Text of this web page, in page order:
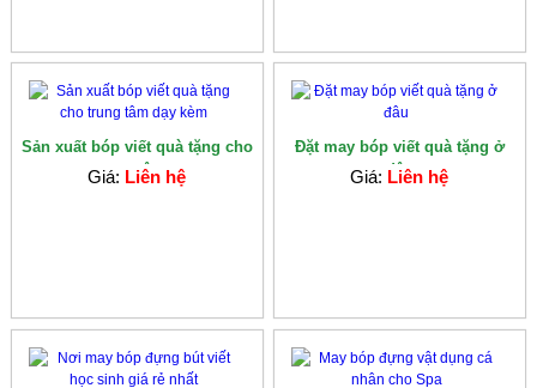
Sản xuất bóp viết quà tặng cho
trung tâm...
Giá: Liên hệ
Đặt may bóp viết quà tặng ở
đâu
Giá: Liên hệ